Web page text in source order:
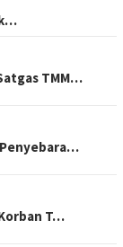
TMM…
Penyebara…
T…